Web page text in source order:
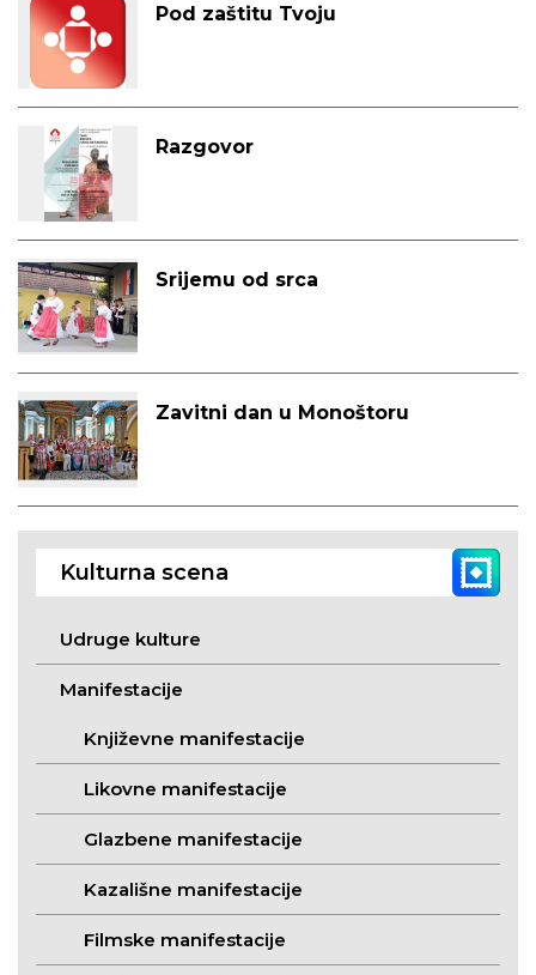
Pod zaštitu Tvoju
Razgovor
Srijemu od srca
Zavitni dan u Monoštoru
Kulturna scena
Udruge kulture
Manifestacije
Književne manifestacije
Likovne manifestacije
Glazbene manifestacije
Kazališne manifestacije
Filmske manifestacije